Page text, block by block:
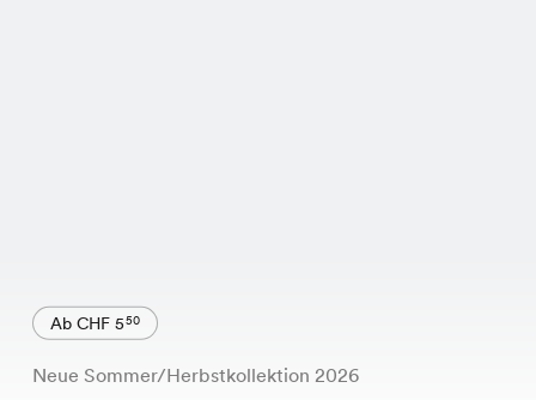
Ab CHF 550
Neue Sommer/Herbstkollektion 2026